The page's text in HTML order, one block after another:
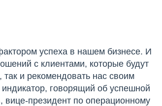
успеха в нашем бизнесе. И
с клиентами, которые будут
и рекомендовать нас своим
говорящий об успешной
президент по операционному